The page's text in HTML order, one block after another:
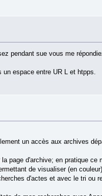
pendant sue vous me
espace entre UR L et htpps.
un accès aux archives
page d'archive; en pratique ce
de visualiser (en
d'actes et avec le tri